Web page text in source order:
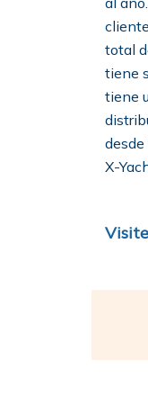
total
tiene
tiene
X-